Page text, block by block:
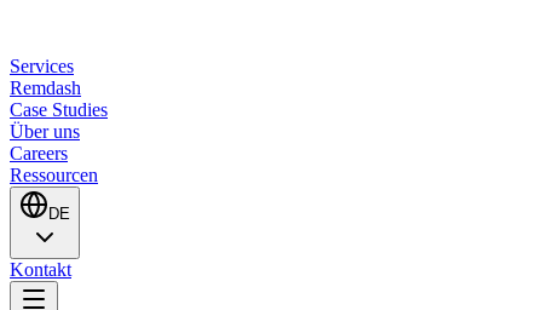
Services
Remdash
Case Studies
Über uns
Careers
Ressourcen
DE
Kontakt